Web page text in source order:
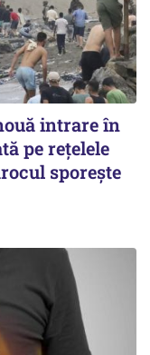
intrare în
pe rețelele
sporește